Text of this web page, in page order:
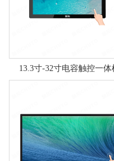
13.3寸-32寸电容触控一体